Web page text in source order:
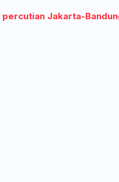
percutian Jakarta-